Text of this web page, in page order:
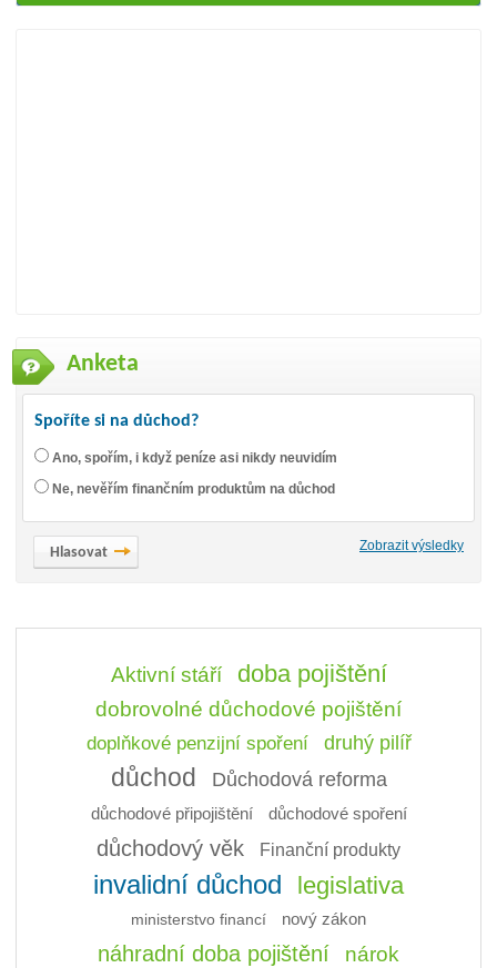
Anketa
Spoříte si na důchod?
Ano, spořím, i když peníze asi nikdy neuvidím
Ne, nevěřím finančním produktům na důchod
Zobrazit výsledky
Aktivní stáří doba pojištění
dobrovolné důchodové pojištění
doplňkové penzijní spoření druhý pilíř
důchod Důchodová reforma
důchodové připojištění důchodové spoření
důchodový věk Finanční produkty
invalidní důchod legislativa
ministerstvo financí nový zákon
náhradní doba pojištění nárok